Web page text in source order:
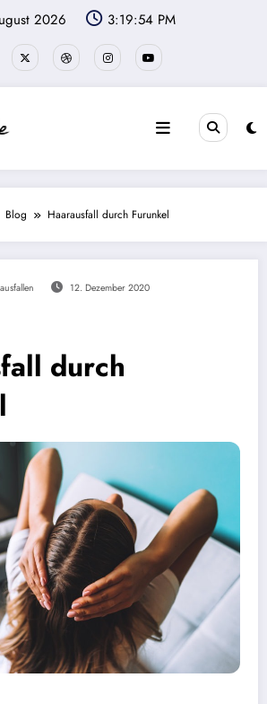
2026 3:19:55 PM
Blog Haarausfall durch Furunkel
12. Dezember 2020
durch